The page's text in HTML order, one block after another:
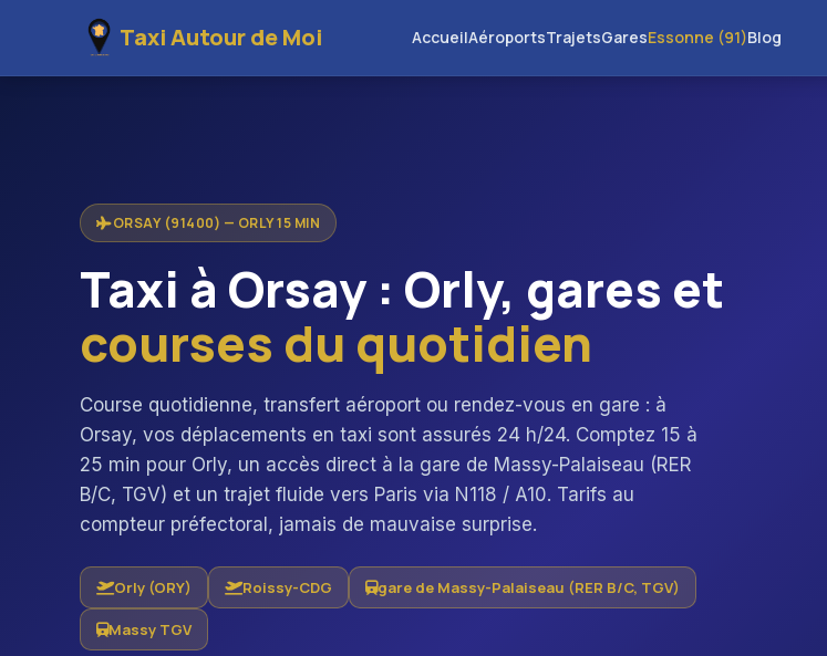
Taxi Autour de Moi AccueilAéroportsTrajetsGaresEssonne (91)Blog
ORSAY (91400) — ORLY 15 MIN
Taxi à Orsay : Orly, gares et
courses du quotidien
Course quotidienne, transfert aéroport ou rendez-vous en gare : à
Orsay, vos déplacements en taxi sont assurés 24 h/24. Comptez 15 à
25 min pour Orly, un accès direct à la gare de Massy-Palaiseau (RER
B/C, TGV) et un trajet fluide vers Paris via N118 / A10. Tarifs au
compteur préfectoral, jamais de mauvaise surprise.
Orly (ORY) Roissy-CDG gare de Massy-Palaiseau (RER B/C, TGV)
Massy TGV